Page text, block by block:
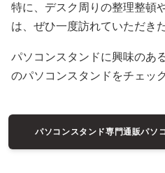
特に、デスク周りの整理整頓
は、ぜひ一度訪れていただき
パソコンスタンドに興味のあ
のパソコンスタンドをチェッ
パソコンスタンド専門通販パソ